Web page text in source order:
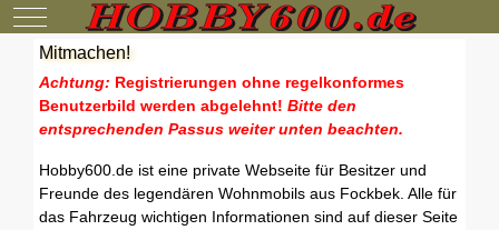
Mobile Menu Toggle
Mitmachen!
Achtung: Registrierungen ohne regelkonformes
Benutzerbild werden abgelehnt! Bitte den
entsprechenden Passus weiter unten beachten.
Hobby600.de ist eine private Webseite für Besitzer und
Freunde des legendären Wohnmobils aus Fockbek. Alle für
das Fahrzeug wichtigen Informationen sind auf dieser Seite